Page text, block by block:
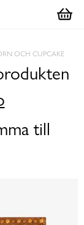
OCH CUPCAKE
till